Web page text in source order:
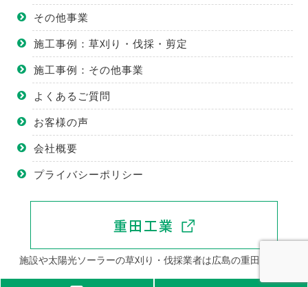
その他事業
施工事例：草刈り・伐採・剪定
施工事例：その他事業
よくあるご質問
お客様の声
会社概要
プライバシーポリシー
施設や太陽光ソーラーの草刈り・伐採業者は広島の重田工業へ